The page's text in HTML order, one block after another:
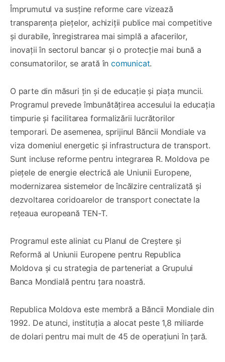
Împrumutul va susține reforme care vizează
transparența piețelor, achiziții publice mai competitive
și durabile, înregistrarea mai simplă a afacerilor,
inovații în sectorul bancar și o protecție mai bună a
consumatorilor, se arată în comunicat.
O parte din măsuri țin și de educație și piața muncii.
Programul prevede îmbunătățirea accesului la educația
timpurie și facilitarea formalizării lucrătorilor
temporari. De asemenea, sprijinul Băncii Mondiale va
viza domeniul energetic și infrastructura de transport.
Sunt incluse reforme pentru integrarea R. Moldova pe
piețele de energie electrică ale Uniunii Europene,
modernizarea sistemelor de încălzire centralizată și
dezvoltarea coridoarelor de transport conectate la
rețeaua europeană TEN-T.
Programul este aliniat cu Planul de Creștere și
Reformă al Uniunii Europene pentru Republica
Moldova și cu strategia de parteneriat a Grupului
Banca Mondială pentru țara noastră.
Republica Moldova este membră a Băncii Mondiale din
1992. De atunci, instituția a alocat peste 1,8 miliarde
de dolari pentru mai mult de 45 de operațiuni în țară.